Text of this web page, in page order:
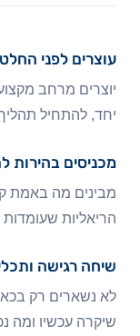
עוצרים לפני
יוצרים מרחב
יחד, להתחיל
מכניסים בהירות
מבינים מה באמת
הריאליות שעומדות
שיחה רגישה
לא נשארים רק
שיקרה עכשיו ומה